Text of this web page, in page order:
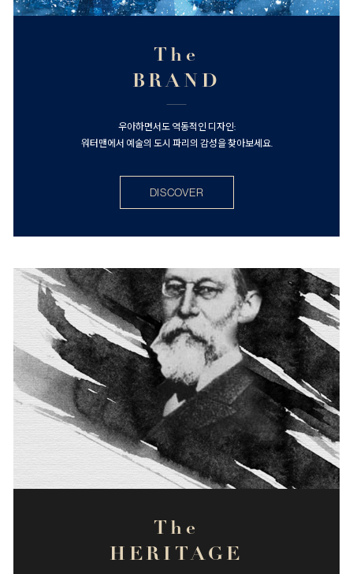
The
BRAND
우아하면서도 역동적인 디자인:
워터맨에서 예술의 도시 파리의 감성을 찾아보세요.
DISCOVER
The
HERITAGE